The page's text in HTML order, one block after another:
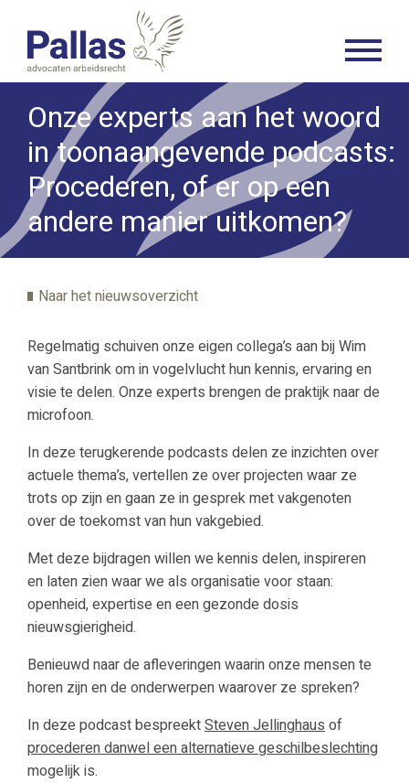
Onze experts aan het woord
in toonaangevende podcasts:
Procederen, of er op een
andere manier uitkomen?
Naar het nieuwsoverzicht
Regelmatig schuiven onze eigen collega’s aan bij Wim
van Santbrink om in vogelvlucht hun kennis, ervaring en
visie te delen. Onze experts brengen de praktijk naar de
microfoon.
In deze terugkerende podcasts delen ze inzichten over
actuele thema’s, vertellen ze over projecten waar ze
trots op zijn en gaan ze in gesprek met vakgenoten
over de toekomst van hun vakgebied.
Met deze bijdragen willen we kennis delen, inspireren
en laten zien waar we als organisatie voor staan:
openheid, expertise en een gezonde dosis
nieuwsgierigheid.
Benieuwd naar de afleveringen waarin onze mensen te
horen zijn en de onderwerpen waarover ze spreken?
In deze podcast bespreektSteven Jellinghausof
procederen danwel een alternatieve geschilbeslechting
mogelijk is.